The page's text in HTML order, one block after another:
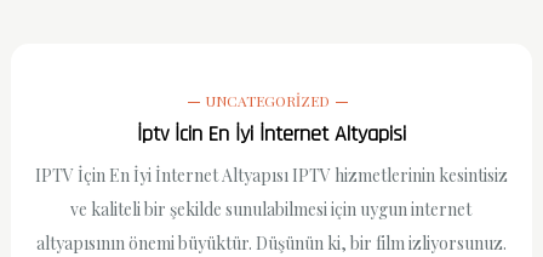
UNCATEGORIZED
İptv İcin En İyi İnternet Altyapisi
IPTV İçin En İyi İnternet Altyapısı IPTV hizmetlerinin kesintisiz
ve kaliteli bir şekilde sunulabilmesi için uygun internet
altyapısının önemi büyüktür. Düşünün ki, bir film izliyorsunuz.